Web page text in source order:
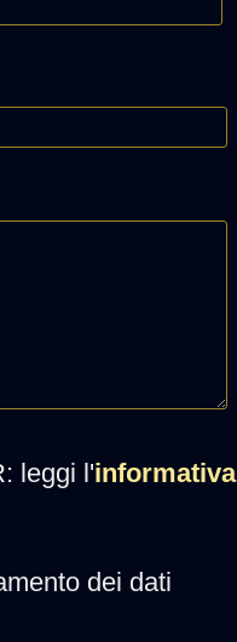
leggi l'informativa
dei dati